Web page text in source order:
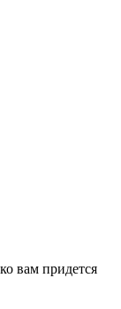
вам придется